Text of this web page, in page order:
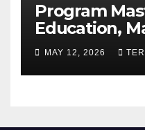
Program
Education,
Master of
Ambilan
Kini Dibuka
MAY 12, 2026